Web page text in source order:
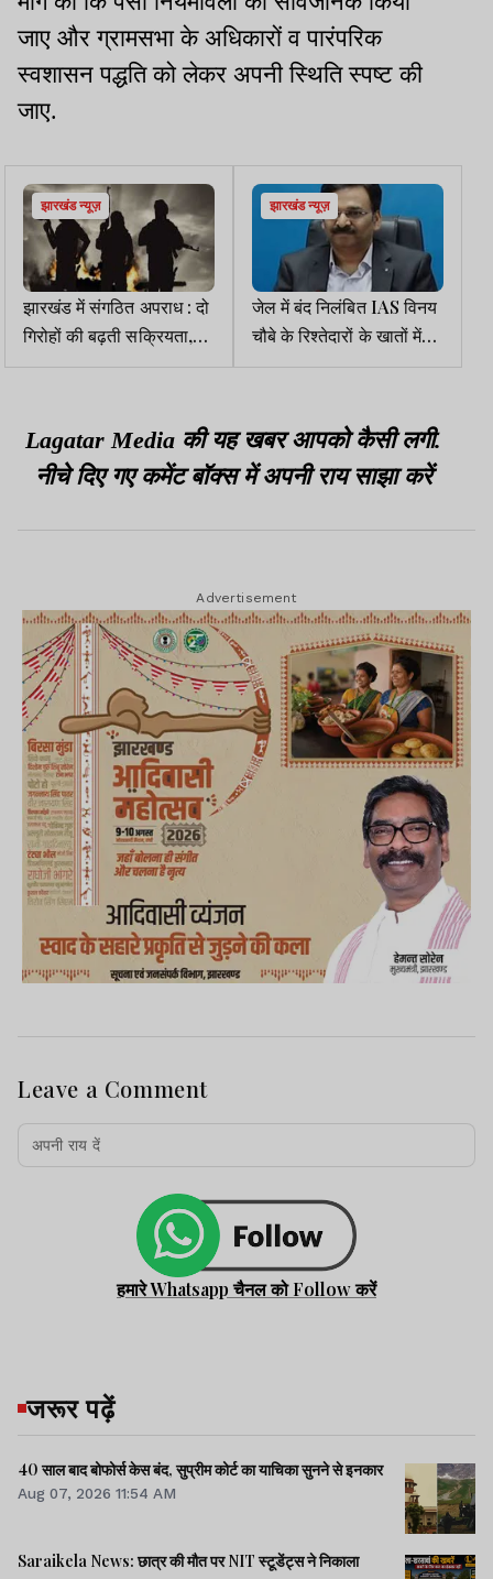
जाए और ग्रामसभा के अधिकारों व पारंपरिक
स्वशासन पद्धति को लेकर अपनी स्थिति स्पष्ट की
जाए.
झारखंड न्यूज़
झारखंड में संगठित अपराध : दो
गिरोहों की बढ़ती सक्रियता,
फायरिंग कर फैला रहे दहशत
झारखंड न्यूज़
जेल में बंद निलंबित IAS विनय
चौबे के रिश्तेदारों के खातों में
लाखों के संदिग्ध लेन-देन
Lagatar Media की यह खबर आपको कैसी लगी.
नीचे दिए गए कमेंट बॉक्स में अपनी राय साझा करें
Advertisement
Leave a Comment
हमारे Whatsapp चैनल को Follow करें
जरूर पढ़ें
40 साल बाद बोफोर्स केस बंद, सुप्रीम कोर्ट का याचिका सुनने से इनकार
Aug 07, 2026 11:54 AM
Saraikela News: छात्र की मौत पर NIT स्टूडेंट्स ने निकाला